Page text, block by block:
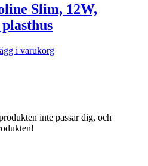
Slim, 12W,
i varukorg
inte passar dig, och